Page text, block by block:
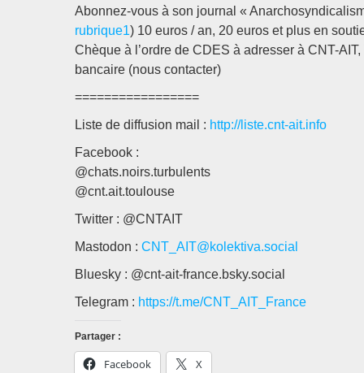
Abonnez-vous à son journal «
rubrique1) 10 euros / an, 20 euros et plus en
Chèque à l’ordre de CDES à adresser à CNT-
bancaire (nous contacter)
=================
Liste de diffusion mail : http://liste.cnt-ait.info
Facebook :
@chats.noirs.turbulents
@cnt.ait.toulouse
Twitter : @CNTAIT
Mastodon : CNT_AIT@kolektiva.social
Bluesky : @cnt-ait-france.bsky.social
Telegram : https://t.me/CNT_AIT_France
Partager :
Facebook X